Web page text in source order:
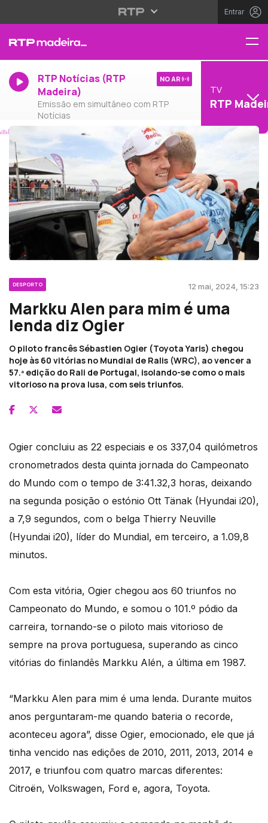
Entrar
RTP Notícias (RTP
Madeira)
Emissão em simultâneo com RTP
Notícias
NO AR
TV
RTP
DESPORTO 12 mai, 2024, 15:23
Markku Alen para mim é uma
lenda diz Ogier
O piloto francês Sébastien Ogier (Toyota Yaris) chegou
hoje às 60 vitórias no Mundial de Ralis (WRC), ao vencer a
57.ª edição do Rali de Portugal, isolando-se como o mais
vitorioso na prova lusa, com seis triunfos.
Ogier concluiu as 22 especiais e os 337,04 quilómetros
cronometrados desta quinta jornada do Campeonato
do Mundo com o tempo de 3:41.32,3 horas, deixando
na segunda posição o estónio Ott Tänak (Hyundai i20),
a 7,9 segundos, com o belga Thierry Neuville
(Hyundai i20), líder do Mundial, em terceiro, a 1.09,8
minutos.
Com esta vitória, Ogier chegou aos 60 triunfos no
Campeonato do Mundo, e somou o 101.º pódio da
carreira, tornando-se o piloto mais vitorioso de
sempre na prova portuguesa, superando as cinco
vitórias do finlandês Markku Alén, a última em 1987.
“Markku Alen para mim é uma lenda. Durante muitos
anos perguntaram-me quando bateria o recorde,
aconteceu agora”, disse Ogier, emocionado, ele que já
tinha vencido nas edições de 2010, 2011, 2013, 2014 e
2017, e triunfou com quatro marcas diferentes:
Citroën, Volkswagen, Ford e, agora, Toyota.